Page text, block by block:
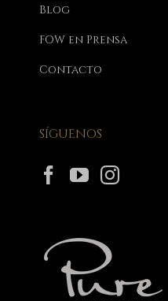
Blog
FOW en Prensa
Contacto
SÍGUENOS